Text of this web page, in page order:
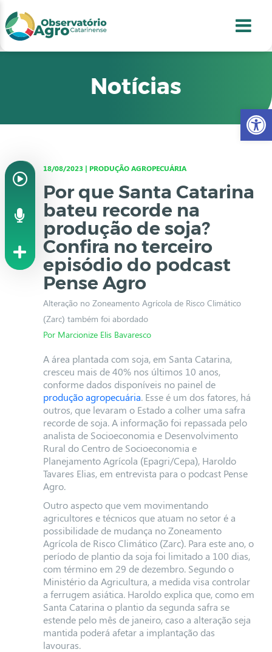
2
3
4
Notícias
18/08/2023 | PRODUÇÃO AGROPECUÁRIA
Por que Santa Catarina
bateu recorde na
produção de soja?
Confira no terceiro
episódio do podcast
Pense Agro
Alteração no Zoneamento Agrícola de Risco Climático
(Zarc) também foi abordado
Por Marcionize Elis Bavaresco
A área plantada com soja, em Santa Catarina,
cresceu mais de 40% nos últimos 10 anos,
conforme dados disponíveis no painel de
produção agropecuária. Esse é um dos fatores, há
outros, que levaram o Estado a colher uma safra
recorde de soja. A informação foi repassada pelo
analista de Socioeconomia e Desenvolvimento
Rural do Centro de Socioeconomia e
Planejamento Agrícola (Epagri/Cepa), Haroldo
Tavares Elias, em entrevista para o podcast Pense
Agro.
Outro aspecto que vem movimentando
agricultores e técnicos que atuam no setor é a
possibilidade de mudança no Zoneamento
Agrícola de Risco Climático (Zarc). Para este ano, o
período de plantio da soja foi limitado a 100 dias,
com término em 29 de dezembro. Segundo o
Ministério da Agricultura, a medida visa controlar
a ferrugem asiática. Haroldo explica que, como em
Santa Catarina o plantio da segunda safra se
estende pelo mês de janeiro, caso a alteração seja
mantida poderá afetar a implantação das
lavouras.